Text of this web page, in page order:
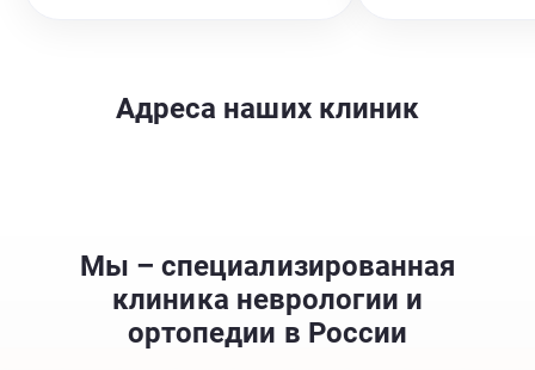
Адреса наших клиник
Мы – специализированная
клиника неврологии и
ортопедии в России